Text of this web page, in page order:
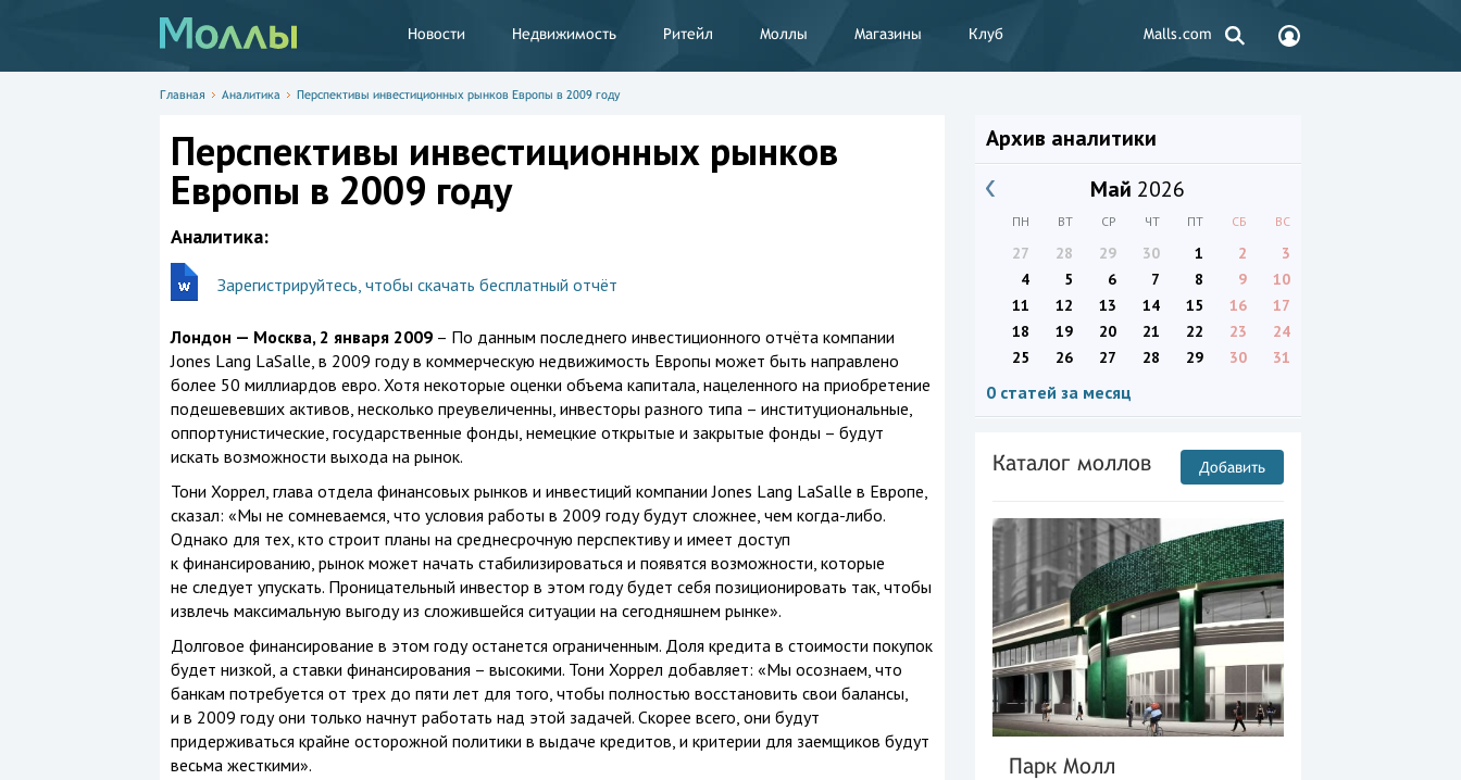
Новости Недвижимость Ритейл Моллы Магазины Клуб Malls.com
Главная Аналитика Перспективы инвестиционных рынков Европы в 2009 году
Перспективы инвестиционных рынков
Европы в 2009 году
Аналитика:
Зарегистрируйтесь, чтобы скачать бесплатный отчёт
Лондон — Москва, 2 января 2009– По данным последнего инвестиционного отчёта компании
Jones Lang LaSalle, в 2009 году в коммерческую недвижимость Европы может быть направлено
более 50 миллиардов евро. Хотя некоторые оценки объема капитала, нацеленного на приобретение
подешевевших активов, несколько преувеличенны, инвесторы разного типа – институциональные,
оппортунистические, государственные фонды, немецкие открытые и закрытые фонды – будут
искать возможности выхода на рынок.
Тони Хоррел, глава отдела финансовых рынков и инвестиций компании Jones Lang LaSalle в Европе,
сказал: «Мы не сомневаемся, что условия работы в 2009 году будут сложнее, чем когда-либо.
Однако для тех, кто строит планы на среднесрочную перспективу и имеет доступ
к финансированию, рынок может начать стабилизироваться и появятся возможности, которые
не следует упускать. Проницательный инвестор в этом году будет себя позиционировать так, чтобы
извлечь максимальную выгоду из сложившейся ситуации на сегодняшнем рынке».
Долговое финансирование в этом году останется ограниченным. Доля кредита в стоимости покупок
будет низкой, а ставки финансирования – высокими. Тони Хоррел добавляет: «Мы осознаем, что
банкам потребуется от трех до пяти лет для того, чтобы полностью восстановить свои балансы,
и в 2009 году они только начнут работать над этой задачей. Скорее всего, они будут
придерживаться крайне осторожной политики в выдаче кредитов, и критерии для заемщиков будут
весьма жесткими».
Архив аналитики
Май 2026
ПН ВТ СР ЧТ ПТ СБ ВС
27 28 29 30 1 2
3
4
5 6 7 8 9
10
11
12 13 14 15 16
17
18
19 20 21 22 23
24
25
26 27 28 29 30 31
0 статей за месяц
Каталог моллов Добавить
Парк Молл